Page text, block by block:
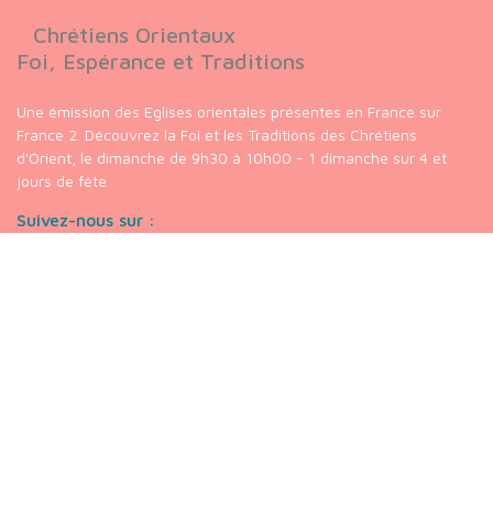
Chrétiens Orientaux
Foi, Espérance et Traditions
Une émission des Eglises orientales présentes en France sur
France 2. Découvrez la Foi et les Traditions des Chrétiens
d'Orient, le dimanche de 9h30 à 10h00 - 1 dimanche sur 4 et
jours de fête
Suivez-nous sur :